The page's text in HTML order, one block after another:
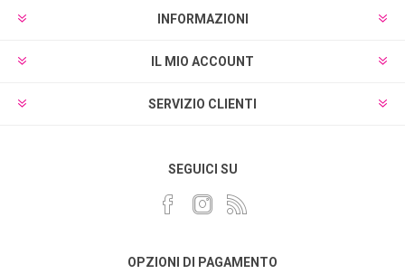
INFORMAZIONI
IL MIO ACCOUNT
SERVIZIO CLIENTI
SEGUICI SU
OPZIONI DI PAGAMENTO